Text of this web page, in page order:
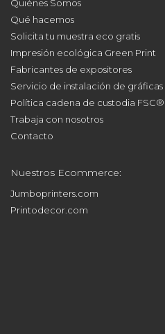
Quiénes Somos
Qué hacemos
Solicita tu muestra eco gratis
Impresión ecológica Green Print
Fabricantes de expositores
Servicio de instalación de gráficas
Política cadena de custodia FSC®
Trabaja con nosotros
Contacto
Nuestros Ecommerce:
Jumboprinters.com
Printodecor.com